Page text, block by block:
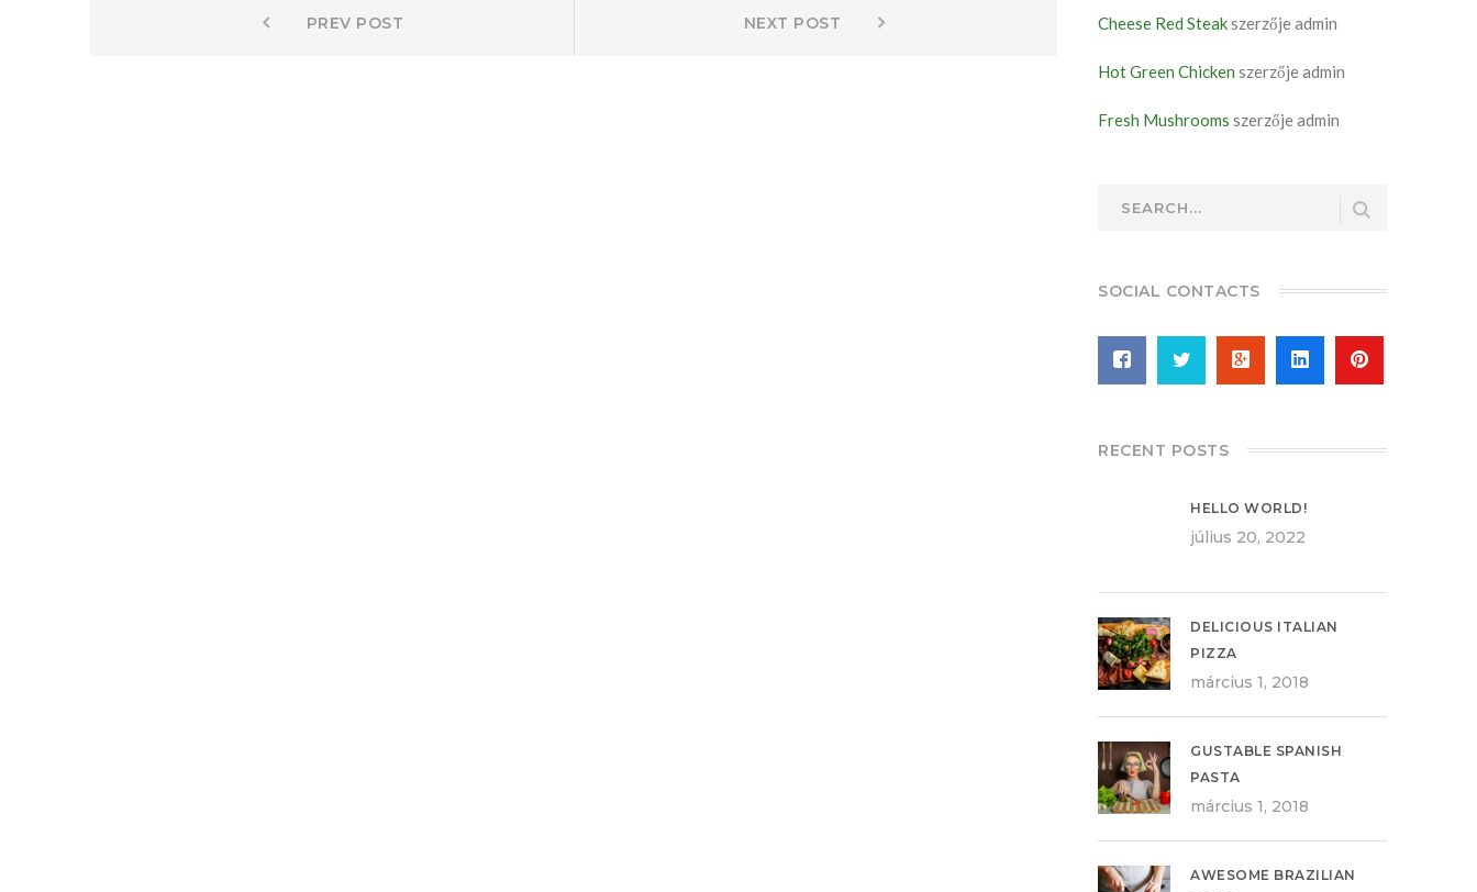
Bejegyzés
PREV POST NEXT POST Cheese Red Steakszerzőjeadmin
Hot Green Chicken szerzőjeadmin
Fresh Mushrooms szerzőjeadmin
SOCIAL CONTACTS
RECENT POSTS
HELLO WORLD!
július 20, 2022
DELICIOUS ITALIAN
PIZZA
március 1, 2018
GUSTABLE SPANISH
PASTA
március 1, 2018
AWESOME BRAZILIAN